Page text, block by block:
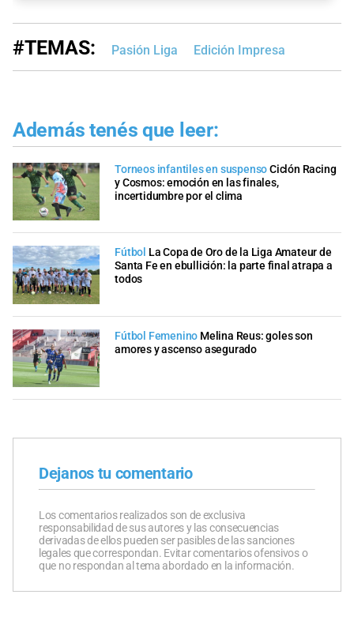
#TEMAS: Pasión Liga Edición Impresa
Además tenés que leer:
Torneos infantiles en suspensoCiclón Racing
y Cosmos: emoción en las finales,
incertidumbre por el clima
Fútbol La Copa de Oro de la Liga Amateur de
Santa Fe en ebullición: la parte final atrapa a
todos
Fútbol Femenino Melina Reus: goles son
amores y ascenso asegurado
Dejanos tu comentario
Los comentarios realizados son de exclusiva
responsabilidad de sus autores y las consecuencias
derivadas de ellos pueden ser pasibles de las sanciones
legales que correspondan. Evitar comentarios ofensivos o
que no respondan al tema abordado en la información.